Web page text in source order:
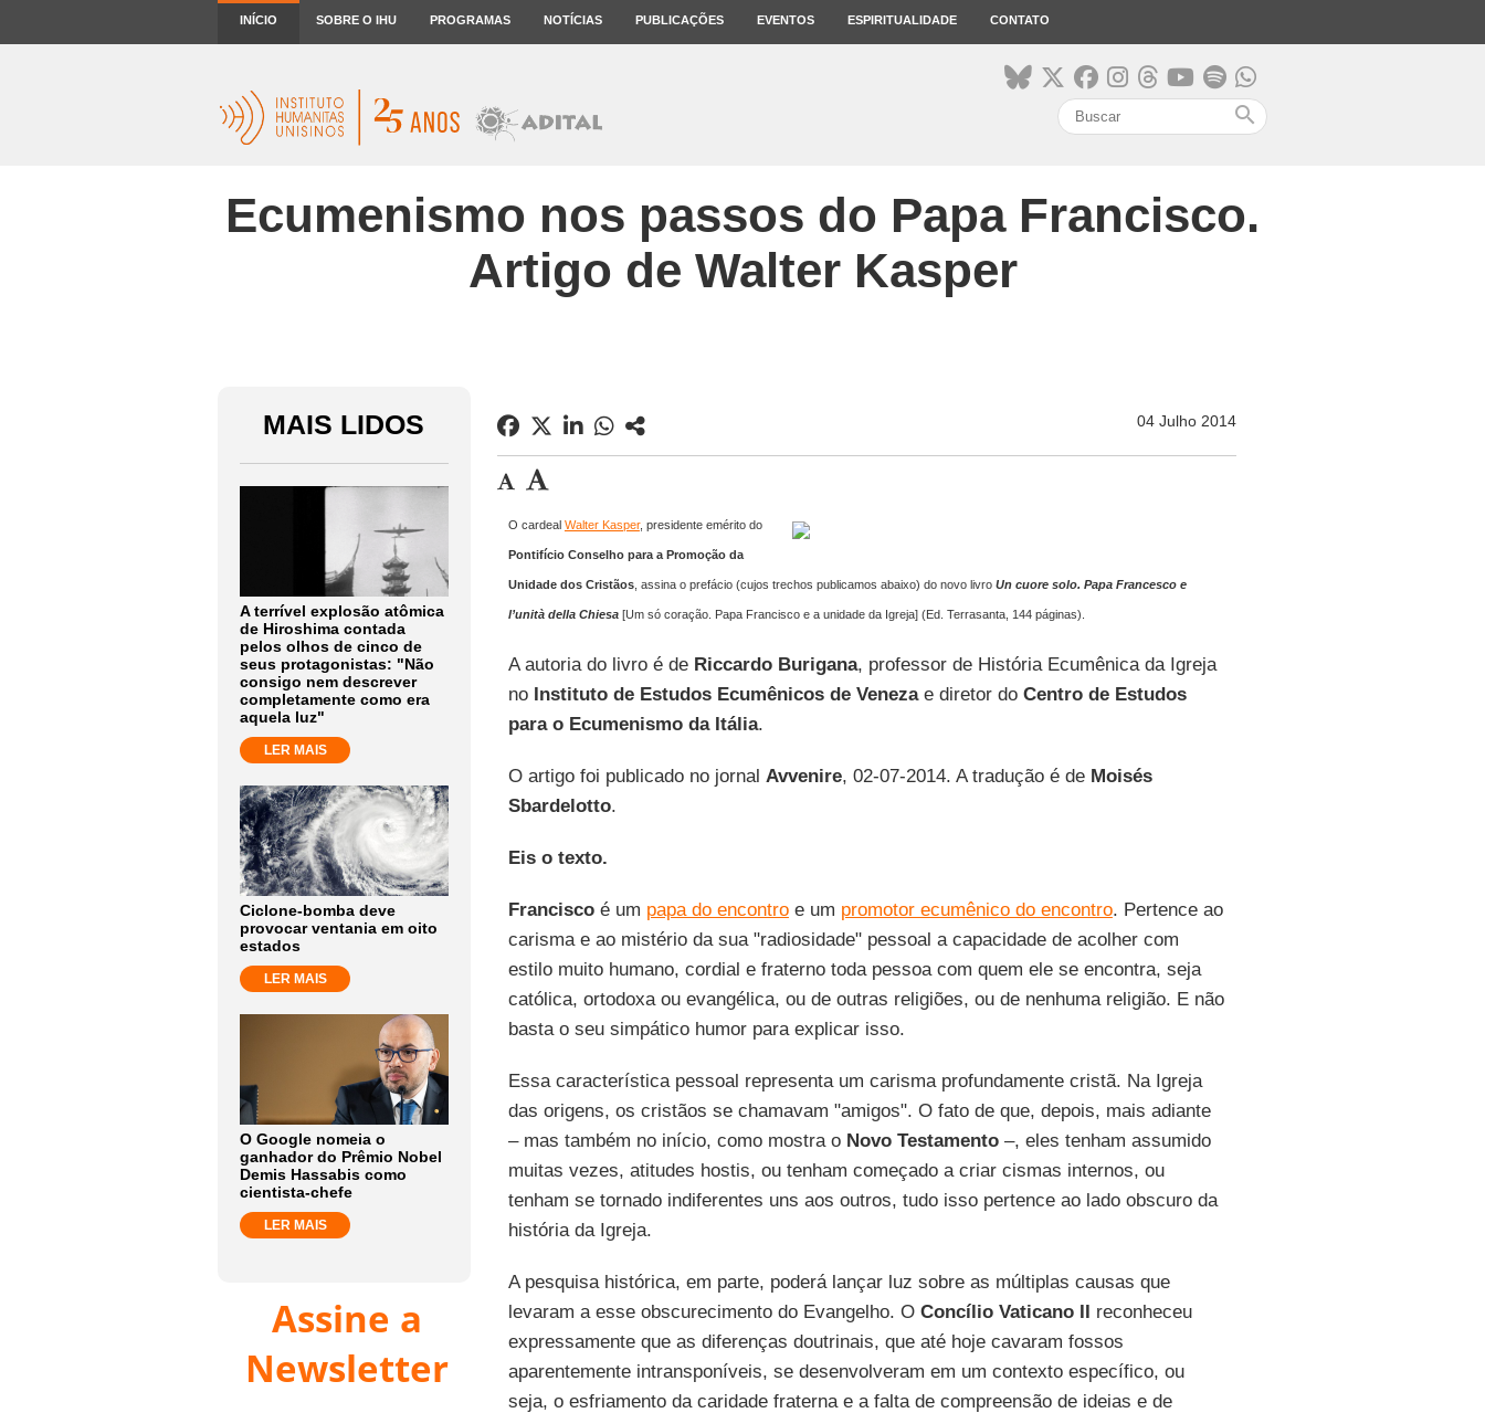
INÍCIO SOBRE O IHU PROGRAMAS NOTÍCIAS PUBLICAÇÕES EVENTOS ESPIRITUALIDADE CONTATO
search
Ecumenismo nos passos do Papa Francisco.
Artigo de Walter Kasper
MAIS LIDOS
A terrível explosão atômica
de Hiroshima contada
pelos olhos de cinco de
seus protagonistas: "Não
consigo nem descrever
completamente como era
aquela luz"
LER MAIS
Ciclone-bomba deve
provocar ventania em oito
estados
LER MAIS
O Google nomeia o
ganhador do Prêmio Nobel
Demis Hassabis como
cientista-chefe
LER MAIS
Assine a
Newsletter
04 Julho 2014
O cardeal Walter Kasper, presidente emérito do
Pontifício Conselho para a Promoção da
Unidade dos Cristãos, assina o prefácio (cujos trechos publicamos abaixo) do novo livro Un cuore solo. Papa Francesco e
l’unità della Chiesa[Um só coração. Papa Francisco e a unidade da Igreja] (Ed. Terrasanta, 144 páginas).
A autoria do livro é de Riccardo Burigana, professor de História Ecumênica da Igreja
no Instituto de Estudos Ecumênicos de Venezae diretor do Centro de Estudos
para o Ecumenismo da Itália.
O artigo foi publicado no jornal Avvenire, 02-07-2014. A tradução é de Moisés
Sbardelotto.
Eis o texto.
Franciscoé um papa do encontroe um promotor ecumênico do encontro. Pertence ao
carisma e ao mistério da sua "radiosidade" pessoal a capacidade de acolher com
estilo muito humano, cordial e fraterno toda pessoa com quem ele se encontra, seja
católica, ortodoxa ou evangélica, ou de outras religiões, ou de nenhuma religião. E não
basta o seu simpático humor para explicar isso.
Essa característica pessoal representa um carisma profundamente cristã. Na Igreja
das origens, os cristãos se chamavam "amigos". O fato de que, depois, mais adiante
– mas também no início, como mostra o Novo Testamento–, eles tenham assumido
muitas vezes, atitudes hostis, ou tenham começado a criar cismas internos, ou
tenham se tornado indiferentes uns aos outros, tudo isso pertence ao lado obscuro da
história da Igreja.
A pesquisa histórica, em parte, poderá lançar luz sobre as múltiplas causas que
levaram a esse obscurecimento do Evangelho. O Concílio Vaticano II reconheceu
expressamente que as diferenças doutrinais, que até hoje cavaram fossos
aparentemente intransponíveis, se desenvolveram em um contexto específico, ou
seja, o esfriamento da caridade fraterna e a falta de compreensão de ideias e de